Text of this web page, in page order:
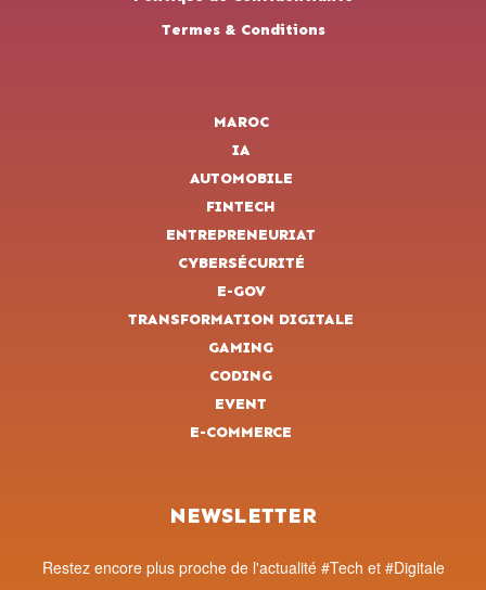
Termes & Conditions
MAROC
IA
AUTOMOBILE
FINTECH
ENTREPRENEURIAT
CYBERSÉCURITÉ
E-GOV
TRANSFORMATION DIGITALE
GAMING
CODING
EVENT
E-COMMERCE
NEWSLETTER
Restez encore plus proche de l'actualité #Tech et #Digitale